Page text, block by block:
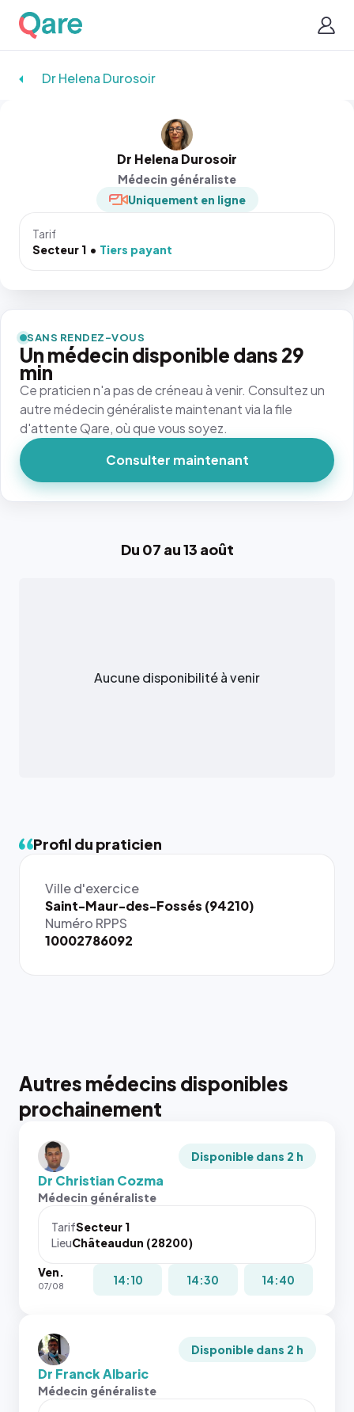
Dr Helena Durosoir
Dr Helena Durosoir
Médecin généraliste
Uniquement en ligne
Tarif
Secteur 1
Tiers payant
Du 07 au 13 août
Aucune disponibilité à venir
Profil du praticien
Ville d'exercice
Saint-Maur-des-Fossés (94210)
Numéro RPPS
10002786092
SANS RENDEZ-VOUS
Un médecin disponible dans 29
min
Ce praticien n'a pas de créneau à venir. Consultez un
autre médecin généraliste maintenant via la file
d'attente Qare, où que vous soyez.
Consulter maintenant
Autres médecins disponibles
prochainement
Disponible dans 2 h
Dr Christian Cozma
Médecin généraliste
TarifSecteur 1
LieuChâteaudun (28200)
Ven.
07/08 14:10 14:30 14:40
Disponible dans 2 h
Dr Franck Albaric
Médecin généraliste